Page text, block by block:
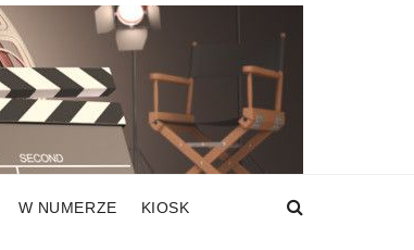
W NUMERZE KIOSK